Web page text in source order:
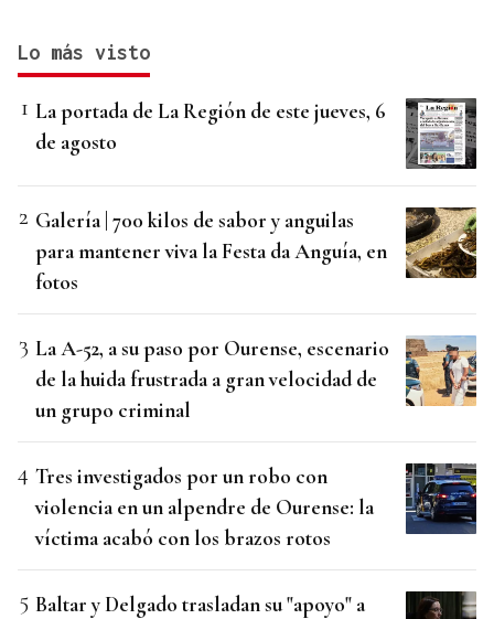
Lo más visto
La portada de La Región de este jueves, 6
de agosto
Galería | 700 kilos de sabor y anguilas
para mantener viva la Festa da Anguía, en
fotos
La A-52, a su paso por Ourense, escenario
de la huida frustrada a gran velocidad de
un grupo criminal
Tres investigados por un robo con
violencia en un alpendre de Ourense: la
víctima acabó con los brazos rotos
Baltar y Delgado trasladan su "apoyo" a